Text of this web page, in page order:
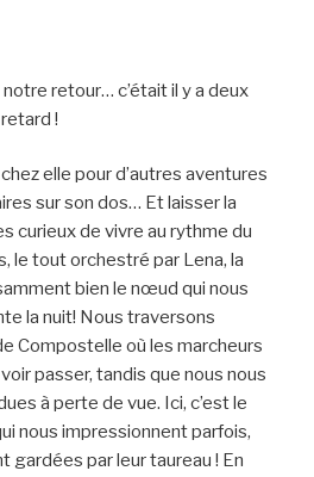
retour… c’était il y a deux
!
elle pour d’autres aventures
sur son dos… Et laisser la
curieux de vivre au rythme du
le tout orchestré par Lena, la
bien le nœud qui nous
la nuit! Nous traversons
Compostelle où les marcheurs
passer, tandis que nous nous
à perte de vue. Ici, c’est le
nous impressionnent parfois,
gardées par leur taureau ! En